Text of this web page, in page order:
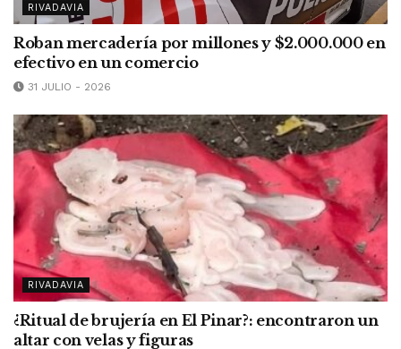
RIVADAVIA
Roban mercadería por millones y $2.000.000 en
efectivo en un comercio
31 JULIO - 2026
RIVADAVIA
¿Ritual de brujería en El Pinar?: encontraron un
altar con velas y figuras